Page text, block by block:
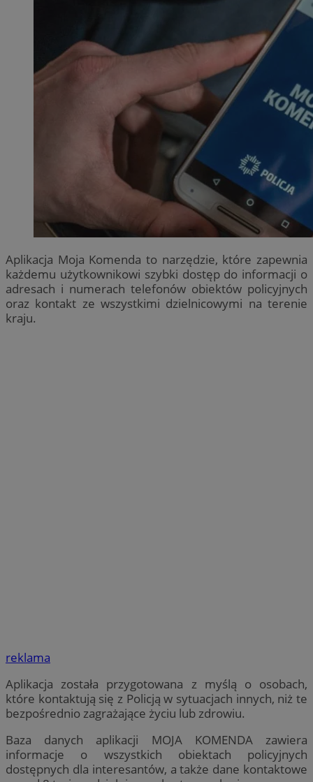
Aplikacja Moja Komenda to narzędzie, które zapewnia
każdemu użytkownikowi szybki dostęp do informacji o
adresach i numerach telefonów obiektów policyjnych
oraz kontakt ze wszystkimi dzielnicowymi na terenie
kraju.
reklama
Aplikacja została przygotowana z myślą o osobach,
które kontaktują się z Policją w sytuacjach innych, niż te
bezpośrednio zagrażające życiu lub zdrowiu.
Baza danych aplikacji MOJA KOMENDA zawiera
informacje o wszystkich obiektach policyjnych
dostępnych dla interesantów, a także dane kontaktowe